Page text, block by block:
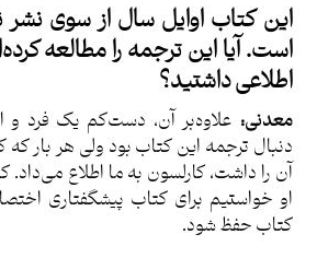
این کتاب اوایل سال از سوی
است. آیا این ترجمه را مطالعه
اطلاعی داشتید؟
معدنی: علاوه‌بر آن، دست‌کم یک فرد و
دنبال ترجمه این کتاب بود ولی هر بار
آن را داشت، کارلسون به ما اطلاع می‌داد.
او خواستیم برای کتاب پیشگفتاری
کتاب حفظ شود.